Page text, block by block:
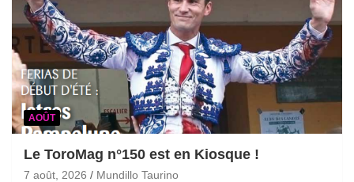
AOÛT
Le ToroMag n°150 est en Kiosque !
7 août, 2026 Mundillo Taurino